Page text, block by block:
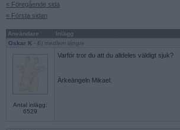
« Föregående sida
« Första sidan
Användare
Inlägg
Oskar K - Ej medlem längre
Antal inlägg:
6529
Varför tror du att du alldeles väldigt sjuk?
Ärkeängeln Mikael.